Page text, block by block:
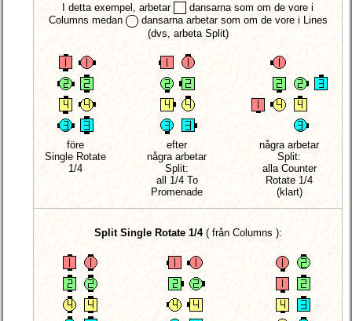
I detta exempel, arbetar
dansarna som om de vore i
Columns medan
dansarna arbetar som om de vore i Lines
(dvs, arbeta Split)
före
Single Rotate
1/4
efter
några arbetar
Split:
all 1/4 To
Promenade
några arbetar
Split:
allaCounter
Rotate 1/4
(klart)
Split Single Rotate 1/4( från Columns ):